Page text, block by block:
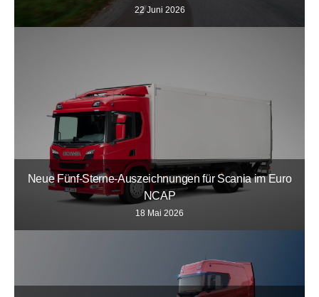
22 Juni 2026
Neue Fünf-Sterne-Auszeichnungen für Scania im Euro
NCAP
18 Mai 2026